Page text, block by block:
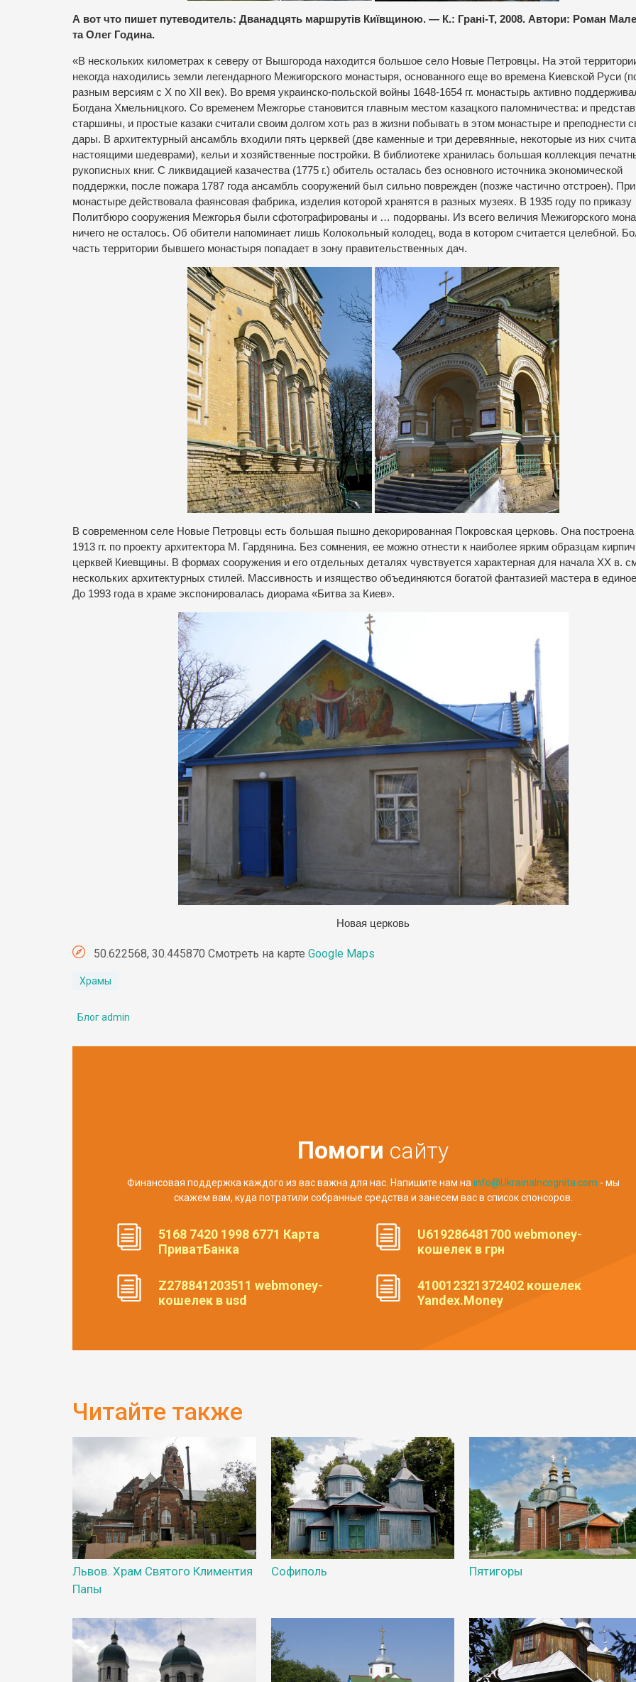
А вот что пишет путеводитель: Дванадцять маршрутів Київщиною. — К.: Грані-Т, 2008. Автори: Роман
та Олег Година.
«В нескольких километрах к северу от Вышгорода находится большое село Новые Петровцы. На этой
некогда находились земли легендарного Межигорского монастыря, основанного еще во времена Киевской Руси
разным версиям с Х по XII век). Во время украинско-польской войны 1648-1654 гг. монастырь активно
Богдана Хмельницкого. Со временем Межгорье становится главным местом казацкого паломничества: и
старшины, и простые казаки считали своим долгом хоть раз в жизни побывать в этом монастыре и преподнести
дары. В архитектурный ансамбль входили пять церквей (две каменные и три деревянные, некоторые из них
настоящими шедеврами), кельи и хозяйственные постройки. В библиотеке хранилась большая коллекция
рукописных книг. С ликвидацией казачества (1775 г.) обитель осталась без основного источника экономической
поддержки, после пожара 1787 года ансамбль сооружений был сильно поврежден (позже частично отстроен). При
монастыре действовала фаянсовая фабрика, изделия которой хранятся в разных музеях. В 1935 году по приказу
Политбюро сооружения Межгорья были сфотографированы и … подорваны. Из всего величия Межигорского
ничего не осталось. Об обители напоминает лишь Колокольный колодец, вода в котором считается целебной.
часть территории бывшего монастыря попадает в зону правительственных дач.
В современном селе Новые Петровцы есть большая пышно декорированная Покровская церковь. Она построена
1913 гг. по проекту архитектора М. Гардянина. Без сомнения, ее можно отнести к наиболее ярким образцам
церквей Киевщины. В формах сооружения и его отдельных деталях чувствуется характерная для начала ХХ в.
нескольких архитектурных стилей. Массивность и изящество объединяются богатой фантазией мастера в
До 1993 года в храме экспонировалась диорама «Битва за Киев».
Новая церковь
50.622568, 30.445870 Смотреть на карте Google Maps
Храмы
Блог admin
Помоги сайту
Финансовая поддержка каждого из вас важна для нас. Напишите нам на info@UkrainaIncognita.com - мы
скажем вам, куда потратили собранные средства и занесем вас в список спонсоров.
5168 7420 1998 6771 Карта
ПриватБанка
U619286481700 webmoney-
кошелек в грн
Z278841203511 webmoney-
кошелек в usd
410012321372402 кошелек
Yandex.Money
Читайте также
Львов. Храм Святого Климентия
Папы
Софиполь Пятигоры